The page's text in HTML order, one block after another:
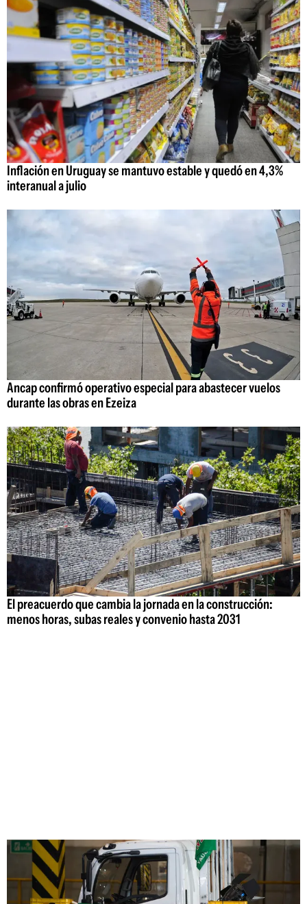
Inflación en Uruguay se mantuvo estable y quedó en 4,3%
interanual a julio
Ancap confirmó operativo especial para abastecer vuelos
durante las obras en Ezeiza
El preacuerdo que cambia la jornada en la construcción:
menos horas, subas reales y convenio hasta 2031